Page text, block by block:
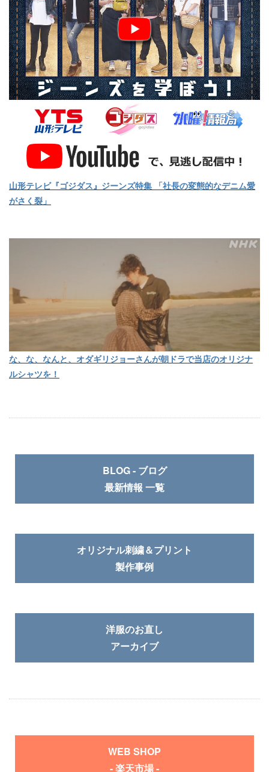
山形テレビ『ゴジダス』ジーンズ特集 「社長の変態的なデニム愛
がさく裂」
な、な、なんと、オダギリジョーさんが朝ドラで当店のオリジナ
ルシャツを！
BLOG - ブログ
最新情報 一覧
オリジナル刺繍＆プリント
製作事例
洋服のお直し
アーカイブ
WEB SHOP
- 楽天市場 -